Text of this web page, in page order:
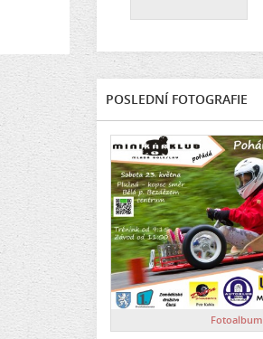
POSLEDNÍ FOTOGRAFIE
Fotoalbum